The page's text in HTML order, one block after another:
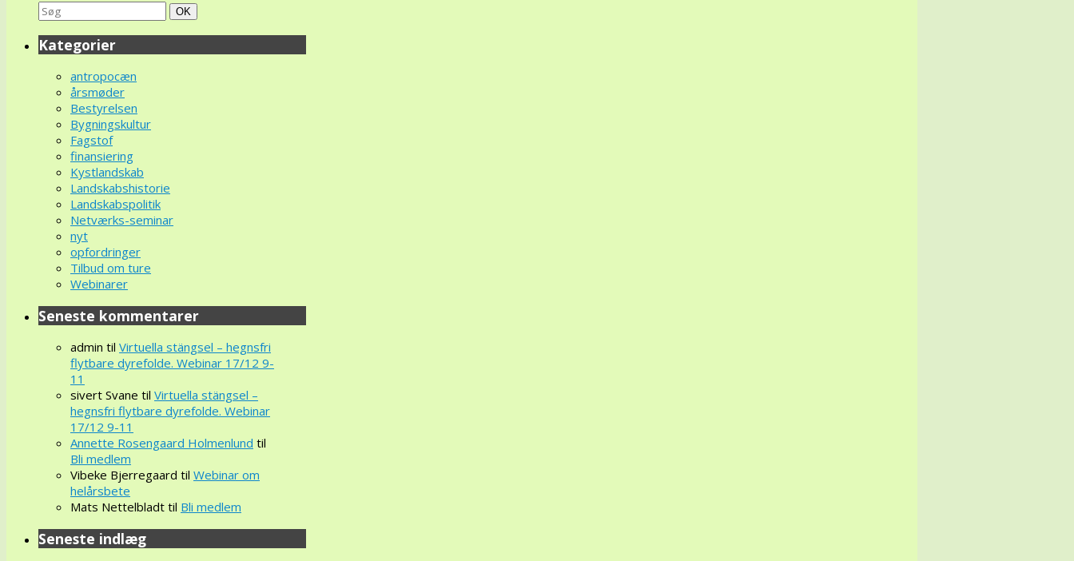
Search
for:
Søg
OK
Kategorier
antropocæn
årsmøder
Bestyrelsen
Bygningskultur
Fagstof
finansiering
Kystlandskab
Landskabshistorie
Landskabspolitik
Netværks-seminar
nyt
opfordringer
Tilbud om ture
Webinarer
Seneste kommentarer
admin til Virtuella stängsel – hegnsfri
flytbare dyrefolde. Webinar 17/12 9-
11
sivert Svane til Virtuella stängsel –
hegnsfri flytbare dyrefolde. Webinar
17/12 9-11
Annette Rosengaard Holmenlund til
Bli medlem
Vibeke Bjerregaard til Webinar om
helårsbete
Mats Nettelbladt til Bli medlem
Seneste indlæg